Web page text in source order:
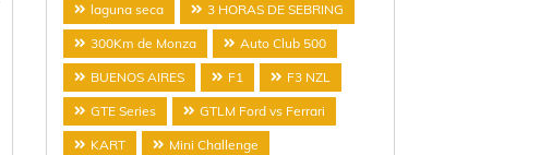
laguna seca 3 HORAS DE SEBRING
300Km de Monza Auto Club 500
BUENOS AIRES F1 F3 NZL
GTE Series GTLM Ford vs Ferrari
KART Mini Challenge